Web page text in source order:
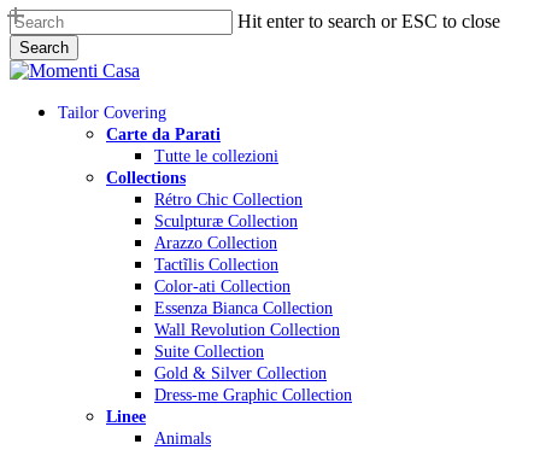
Skip
to
main
content
Hit enter to search or ESC to close
Search
Close
Menu
Tailor Covering
Carte da Parati
Tutte le collezioni
Collections
Rétro Chic Collection
Sculpturæ Collection
Arazzo Collection
Tactĩlis Collection
Color-ati Collection
Essenza Bianca Collection
Wall Revolution Collection
Suite Collection
Gold & Silver Collection
Dress-me Graphic Collection
Linee
Animals